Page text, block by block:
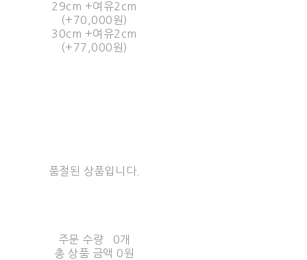
29cm +여유2cm
(+70,000원)
30cm +여유2cm
(+77,000원)
품절된 상품입니다.
주문 수량
0개
총 상품 금액 0원